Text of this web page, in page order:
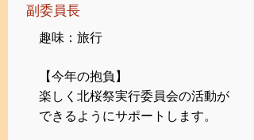
​副委員長
趣味：旅行
【今年の抱負】
​楽しく北桜祭実行委員会の活動が
できるようにサポートします。